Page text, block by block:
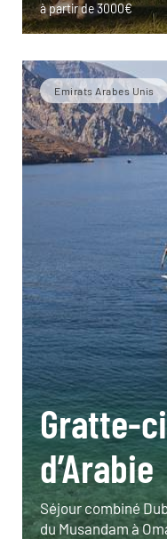
à partir de 3000€
Emirats Arabes Unis
Gratte-
d’Arabie
Séjour combiné
du Musandam à